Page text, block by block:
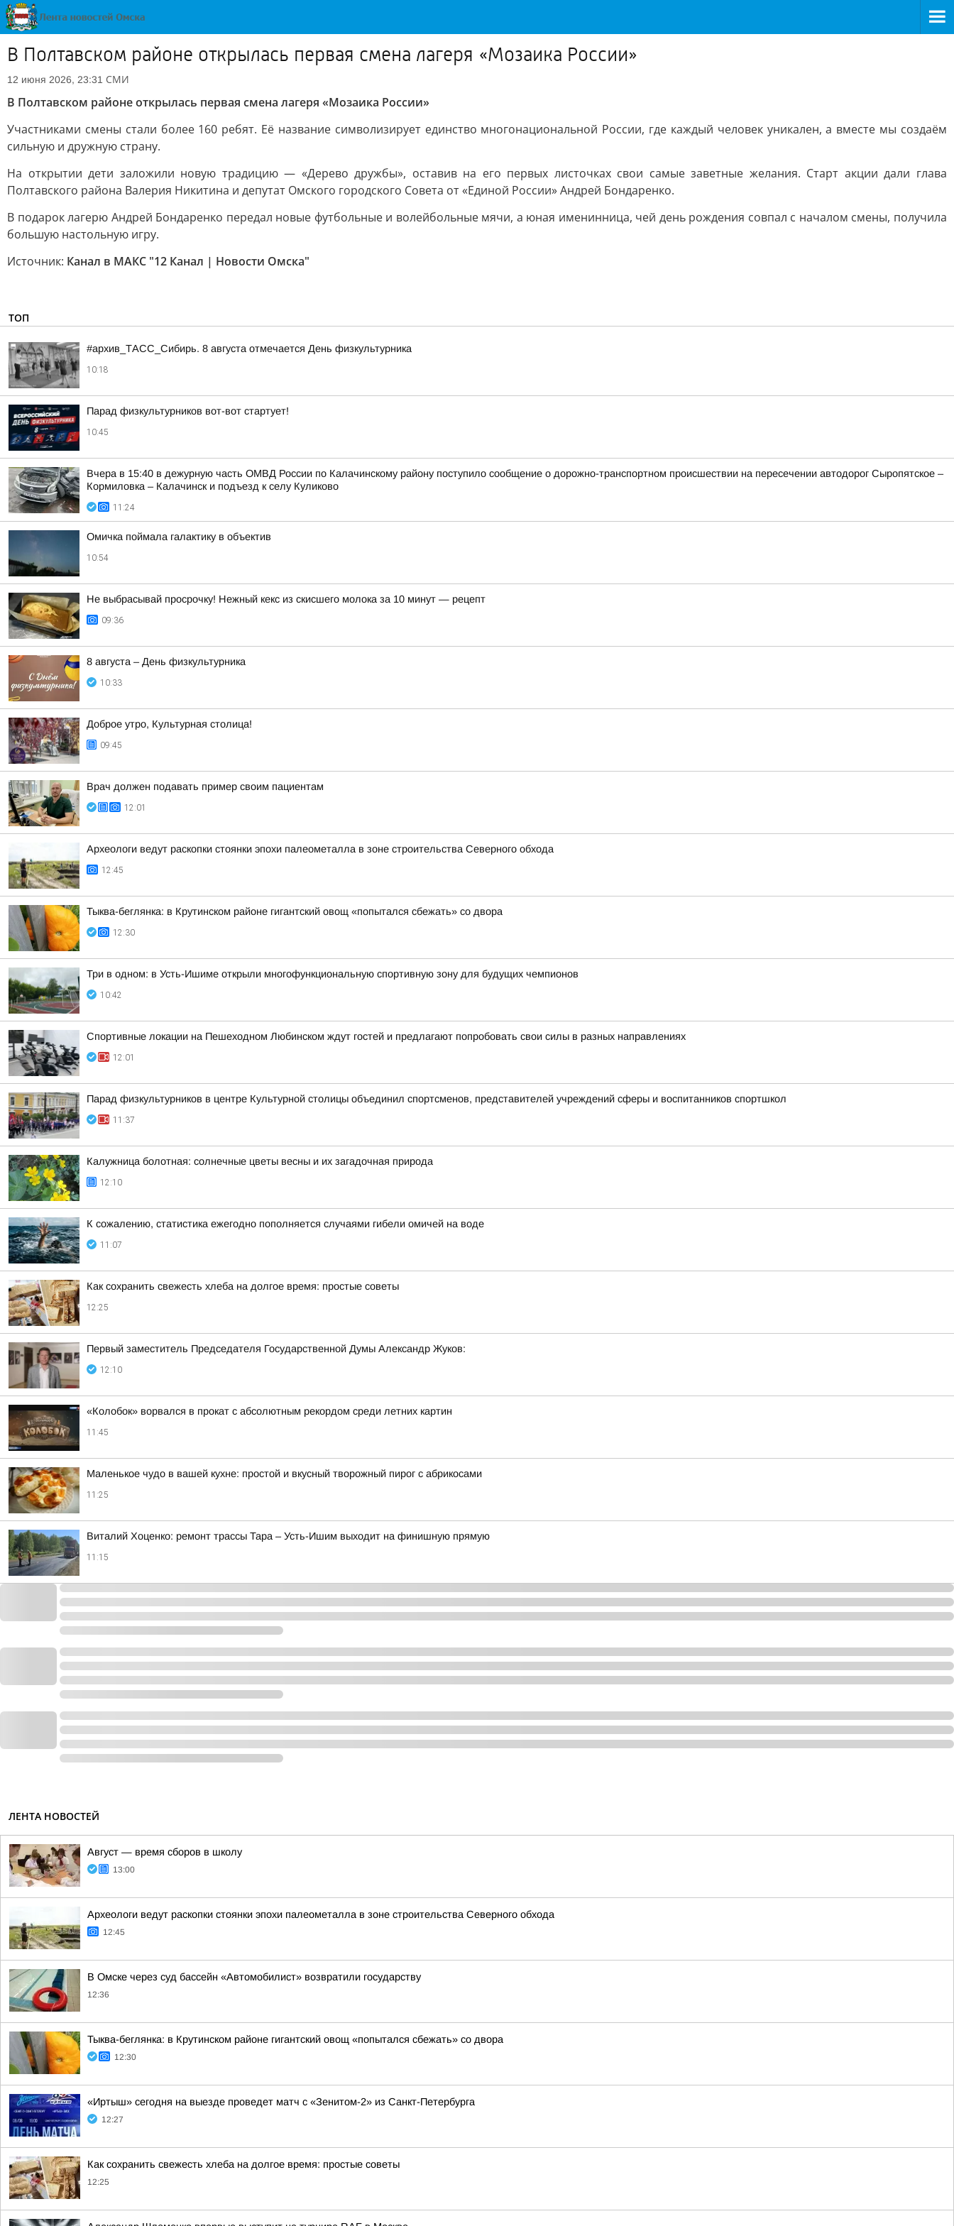
В Полтавском районе открылась первая смена лагеря «Мозаика России»
12 июня 2026, 23:31 СМИ
В Полтавском районе открылась первая смена лагеря «Мозаика России»
Участниками смены стали более 160 ребят. Её название символизирует единство многонациональной России, где каждый человек уникален, а вместе мы создаём
сильную и дружную страну.
На открытии дети заложили новую традицию — «Дерево дружбы», оставив на его первых листочках свои самые заветные желания. Старт акции дали глава
Полтавского района Валерия Никитина и депутат Омского городского Совета от «Единой России» Андрей Бондаренко.
В подарок лагерю Андрей Бондаренко передал новые футбольные и волейбольные мячи, а юная именинница, чей день рождения совпал с началом смены, получила
большую настольную игру.
Источник: Канал в МАКС "12 Канал | Новости Омска"
ТОП
#архив_ТАСС_Сибирь. 8 августа отмечается День физкультурника
10:18
Парад физкультурников вот-вот стартует!
10:45
Вчера в 15:40 в дежурную часть ОМВД России по Калачинскому району поступило сообщение о дорожно-транспортном происшествии на пересечении автодорог Сыропятское –
Кормиловка – Калачинск и подъезд к селу Куликово
11:24
Омичка поймала галактику в объектив
10:54
Не выбрасывай просрочку! Нежный кекс из скисшего молока за 10 минут — рецепт
09:36
8 августа – День физкультурника
10:33
Доброе утро, Культурная столица!
09:45
Врач должен подавать пример своим пациентам
12:01
Археологи ведут раскопки стоянки эпохи палеометалла в зоне строительства Северного обхода
12:45
Тыква-беглянка: в Крутинском районе гигантский овощ «попытался сбежать» со двора
12:30
Три в одном: в Усть-Ишиме открыли многофункциональную спортивную зону для будущих чемпионов
10:42
Спортивные локации на Пешеходном Любинском ждут гостей и предлагают попробовать свои силы в разных направлениях
12:01
Парад физкультурников в центре Культурной столицы объединил спортсменов, представителей учреждений сферы и воспитанников спортшкол
11:37
Калужница болотная: солнечные цветы весны и их загадочная природа
12:10
К сожалению, статистика ежегодно пополняется случаями гибели омичей на воде
11:07
Как сохранить свежесть хлеба на долгое время: простые советы
12:25
Первый заместитель Председателя Государственной Думы Александр Жуков:
12:10
«Колобок» ворвался в прокат с абсолютным рекордом среди летних картин
11:45
Маленькое чудо в вашей кухне: простой и вкусный творожный пирог с абрикосами
11:25
Виталий Хоценко: ремонт трассы Тара – Усть-Ишим выходит на финишную прямую
11:15
ЛЕНТА НОВОСТЕЙ
Август — время сборов в школу
13:00
Археологи ведут раскопки стоянки эпохи палеометалла в зоне строительства Северного обхода
12:45
В Омске через суд бассейн «Автомобилист» возвратили государству
12:36
Тыква-беглянка: в Крутинском районе гигантский овощ «попытался сбежать» со двора
12:30
«Иртыш» сегодня на выезде проведет матч с «Зенитом-2» из Санкт-Петербурга
12:27
Как сохранить свежесть хлеба на долгое время: простые советы
12:25